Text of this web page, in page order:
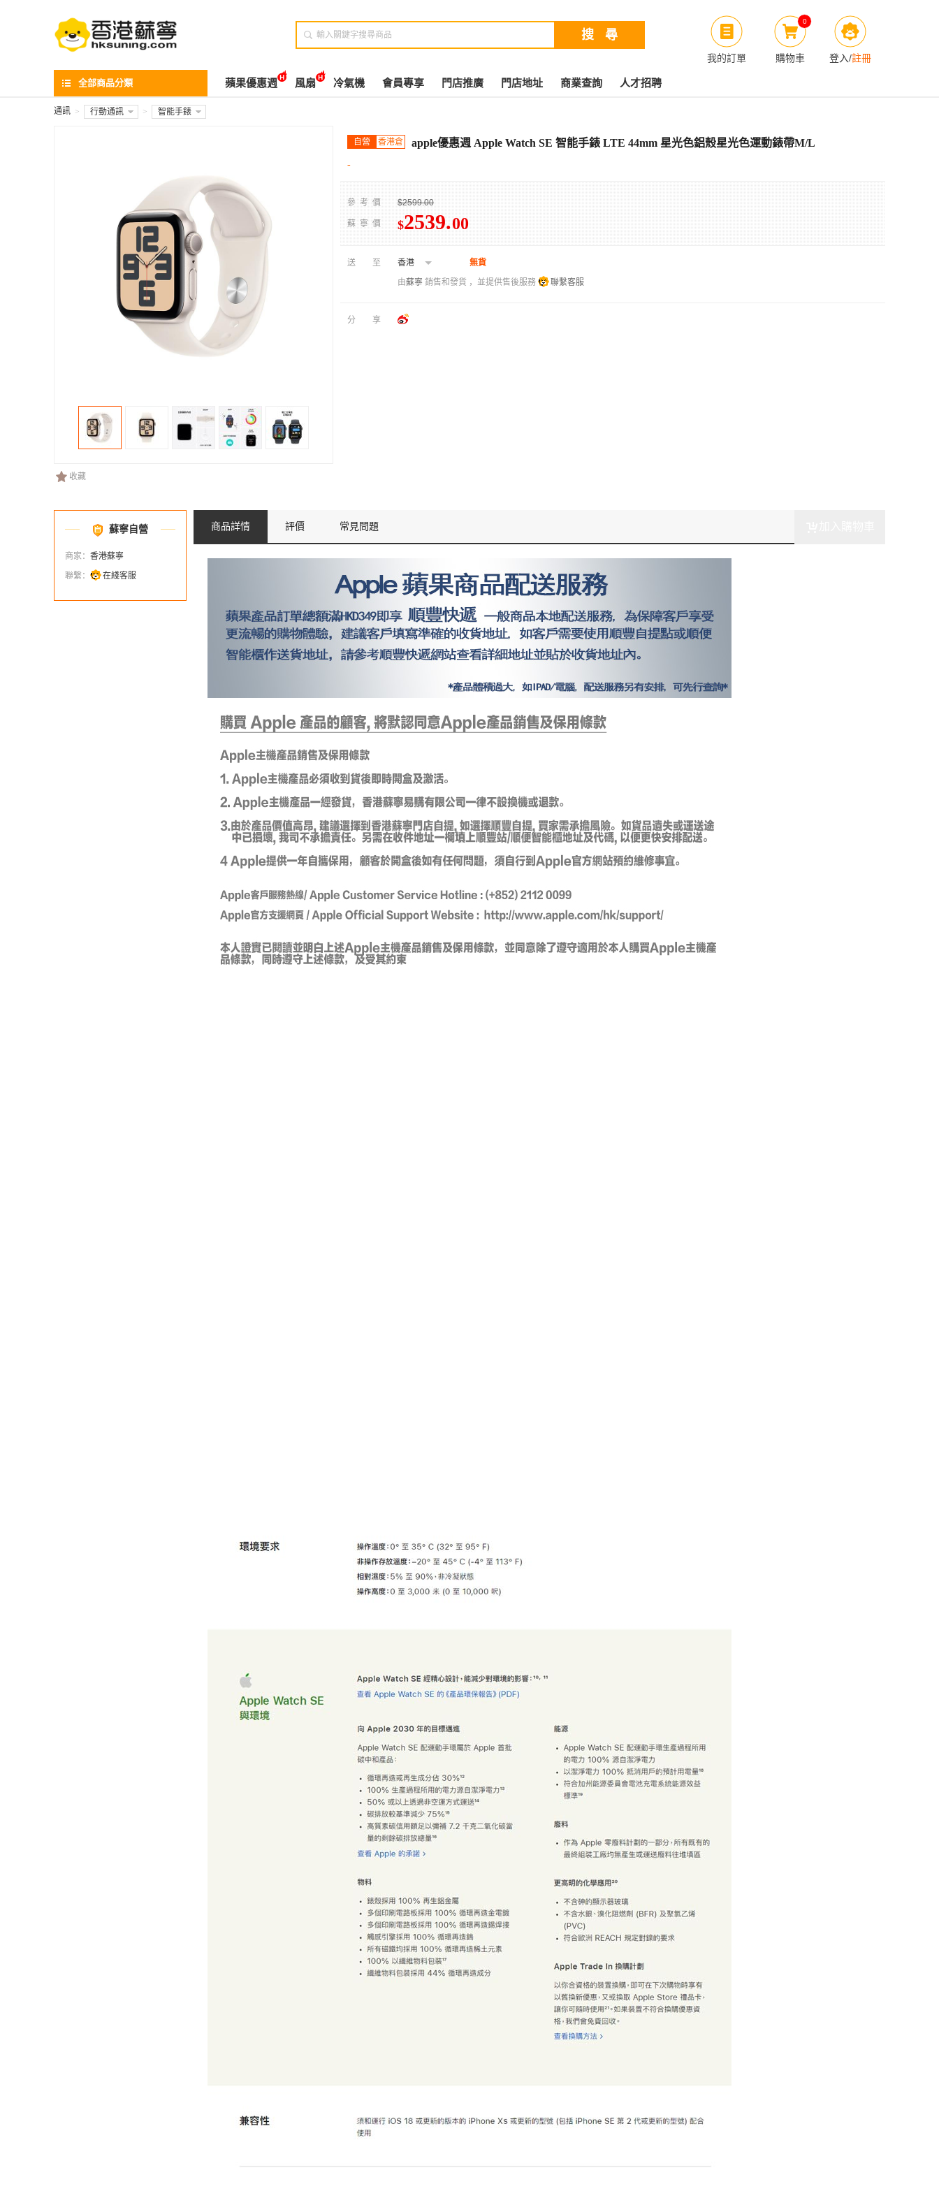
我的訂單
0
購物車 登入/註冊

全部商品分類 蘋果優惠週 風扇 冷氣機 會員專享 門店推廣 門店地址 商業查詢 人才招聘
通訊 > 行動通訊 > 智能手錶
收藏
自營 香港倉 apple優惠週 Apple Watch SE 智能手錶 LTE 44mm 星光色鋁殼星光色運動錶帶M/L
-
參考價 $2599.00
蘇寧價 $2539.00
送至 香港
無貨
由蘇寧 銷售和發貨 ，並提供售後服務 聯繫客服
分享
蘇寧自營
商家： 香港蘇寧
聯繫：
在綫客服
商品詳情 評價 常見問題